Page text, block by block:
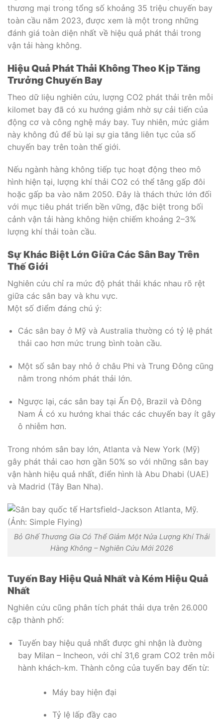
thương mại trong tổng số khoảng 35 triệu chuyến bay
toàn cầu năm 2023, được xem là một trong những
đánh giá toàn diện nhất về hiệu quả phát thải trong
vận tải hàng không.
Hiệu Quả Phát Thải Không Theo Kịp Tăng
Trưởng Chuyến Bay
Theo dữ liệu nghiên cứu, lượng CO2 phát thải trên mỗi
kilomet bay đã có xu hướng giảm nhờ sự cải tiến của
động cơ và công nghệ máy bay. Tuy nhiên, mức giảm
này không đủ để bù lại sự gia tăng liên tục của số
chuyến bay trên toàn thế giới.
Nếu ngành hàng không tiếp tục hoạt động theo mô
hình hiện tại, lượng khí thải CO2 có thể tăng gấp đôi
hoặc gấp ba vào năm 2050. Đây là thách thức lớn đối
với mục tiêu phát triển bền vững, đặc biệt trong bối
cảnh vận tải hàng không hiện chiếm khoảng 2–3%
lượng khí thải toàn cầu.
Sự Khác Biệt Lớn Giữa Các Sân Bay Trên
Thế Giới
Nghiên cứu chỉ ra mức độ phát thải khác nhau rõ rệt
giữa các sân bay và khu vực.
Một số điểm đáng chú ý:
Các sân bay ở Mỹ và Australia thường có tỷ lệ phát
thải cao hơn mức trung bình toàn cầu.
Một số sân bay nhỏ ở châu Phi và Trung Đông cũng
nằm trong nhóm phát thải lớn.
Ngược lại, các sân bay tại Ấn Độ, Brazil và Đông
Nam Á có xu hướng khai thác các chuyến bay ít gây
ô nhiễm hơn.
Trong nhóm sân bay lớn, Atlanta và New York (Mỹ)
gây phát thải cao hơn gần 50% so với những sân bay
vận hành hiệu quả nhất, điển hình là Abu Dhabi (UAE)
và Madrid (Tây Ban Nha).
Bỏ Ghế Thương Gia Có Thể Giảm Một Nửa Lượng Khí Thải
Hàng Không – Nghiên Cứu Mới 2026
Tuyến Bay Hiệu Quả Nhất và Kém Hiệu Quả
Nhất
Nghiên cứu cũng phân tích phát thải dựa trên 26.000
cặp thành phố:
Tuyến bay hiệu quả nhất được ghi nhận là đường
bay Milan – Incheon, với chỉ 31,6 gram CO2 trên mỗi
hành khách-km. Thành công của tuyến bay đến từ:
Máy bay hiện đại
Tỷ lệ lấp đầy cao